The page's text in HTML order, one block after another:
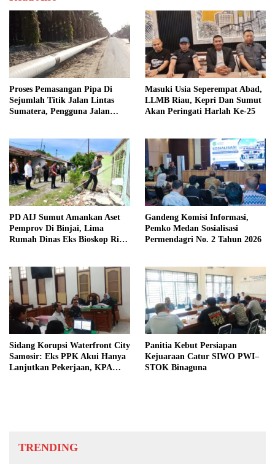
Proses Pemasangan Pipa Di
Sejumlah Titik Jalan Lintas
Sumatera, Pengguna Jalan
Masuki Usia Seperempat Abad,
LLMB Riau, Kepri Dan Sumut
Akan Peringati Harlah Ke-25
PD AIJ Sumut Amankan Aset
Pemprov Di Binjai, Lima
Rumah Dinas Eks Bioskop Ria
Gandeng Komisi Informasi,
Pemko Medan Sosialisasi
Permendagri No. 2 Tahun 2026
Sidang Korupsi Waterfront City
Samosir: Eks PPK Akui Hanya
Lanjutkan Pekerjaan, KPA
Panitia Kebut Persiapan
Kejuaraan Catur SIWO PWI–
STOK Binaguna
TRENDING